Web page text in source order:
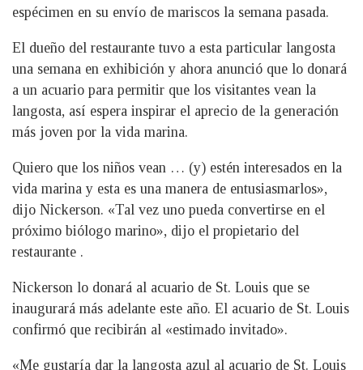
espécimen en su envío de mariscos la semana pasada.
El dueño del restaurante tuvo a esta particular langosta
una semana en exhibición y ahora anunció que lo donará
a un acuario para permitir que los visitantes vean la
langosta, así espera inspirar el aprecio de la generación
más joven por la vida marina.
Quiero que los niños vean … (y) estén interesados ​​en la
vida marina y esta es una manera de entusiasmarlos»,
dijo Nickerson. «Tal vez uno pueda convertirse en el
próximo biólogo marino», dijo el propietario del
restaurante .
Nickerson lo donará al acuario de St. Louis que se
inaugurará más adelante este año. El acuario de St. Louis
confirmó que recibirán al «estimado invitado».
«Me gustaría dar la langosta azul al acuario de St. Louis